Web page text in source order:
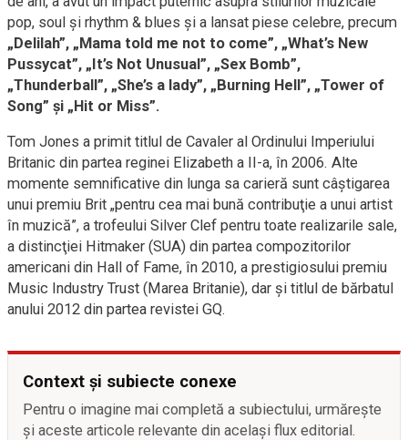
pop, soul şi rhythm & blues şi a lansat piese celebre, precum
„Delilah”, „Mama told me not to come”, „What’s New
Pussycat”, „It’s Not Unusual”, „Sex Bomb”,
„Thunderball”, „She’s a lady”, „Burning Hell”, „Tower of
Song” şi „Hit or Miss”.
Tom Jones a primit titlul de Cavaler al Ordinului Imperiului
Britanic din partea reginei Elizabeth a II-a, în 2006. Alte
momente semnificative din lunga sa carieră sunt câştigarea
unui premiu Brit „pentru cea mai bună contribuţie a unui artist
în muzică”, a trofeului Silver Clef pentru toate realizarile sale,
a distincţiei Hitmaker (SUA) din partea compozitorilor
americani din Hall of Fame, în 2010, a prestigiosului premiu
Music Industry Trust (Marea Britanie), dar şi titlul de bărbatul
anului 2012 din partea revistei GQ.
Context și subiecte conexe
Pentru o imagine mai completă a subiectului, urmărește
și aceste articole relevante din același flux editorial.